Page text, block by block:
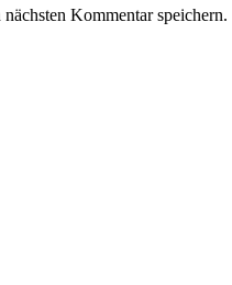
Kommentar speichern.